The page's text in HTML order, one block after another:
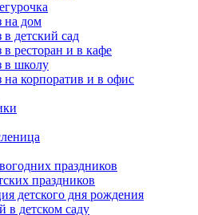
на дом
детский сад
ресторан и в кафе
в школу
корпоратив и в офис
праздников
праздников
детского дня рождения
в детском саду